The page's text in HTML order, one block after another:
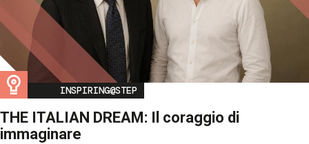
Image
INSPIRING@STEP
THE ITALIAN DREAM: Il coraggio di
immaginare